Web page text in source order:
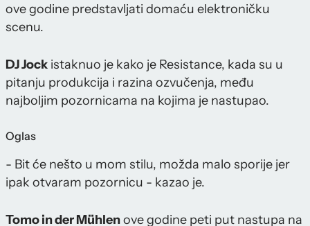
ove godine predstavljati domaću elektroničku
scenu.
DJ Jock istaknuo je kako je Resistance, kada su u
pitanju produkcija i razina ozvučenja, među
najboljim pozornicama na kojima je nastupao.
Oglas
- Bit će nešto u mom stilu, možda malo sporije jer
ipak otvaram pozornicu - kazao je.
Tomo in der Mühlenove godine peti put nastupa na